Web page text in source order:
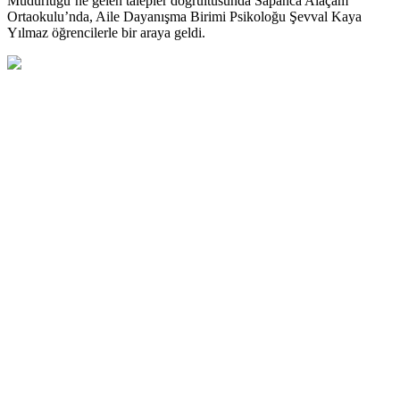
Ortaokulu’nda, Aile Dayanışma Birimi Psikoloğu Şevval Kaya
Yılmaz öğrencilerle bir araya geldi.